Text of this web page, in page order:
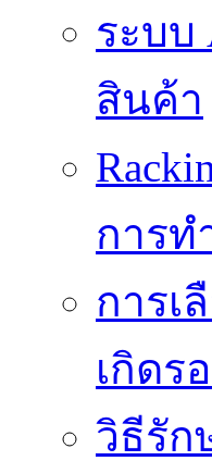
ระบบ
สินค้า
การท
การเ
เกิดร
วิธีรัก